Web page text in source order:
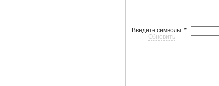
Введите символы:*
Обновить